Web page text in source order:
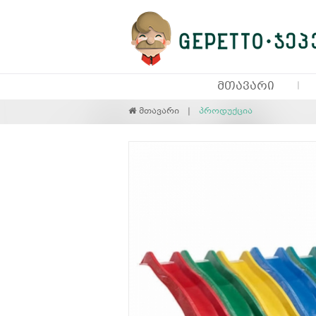
ᲛᲗᲐᲕᲐᲠᲘ
მთავარი პროდუქცია